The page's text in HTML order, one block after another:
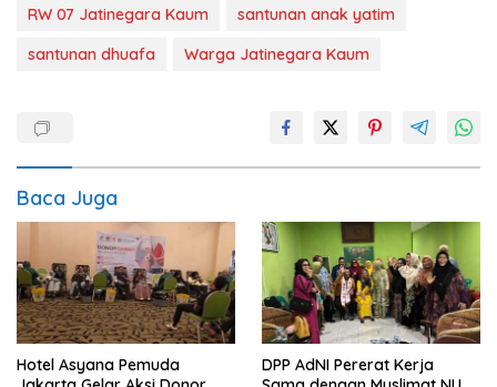
RW 07 Jatinegara Kaum
santunan anak yatim
santunan dhuafa
Warga Jatinegara Kaum
Baca Juga
Hotel Asyana Pemuda
DPP AdNI Pererat Kerja